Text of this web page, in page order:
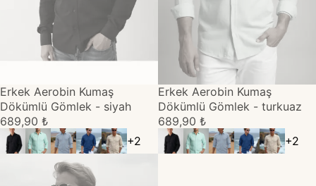
TÜKENDİ
Erkek Aerobin Kumaş
Dökümlü Gömlek - siyah
689,90 ₺
+2
TÜKENDİ
Erkek Aerobin Kumaş
Dökümlü Gömlek - turkuaz
689,90 ₺
+2